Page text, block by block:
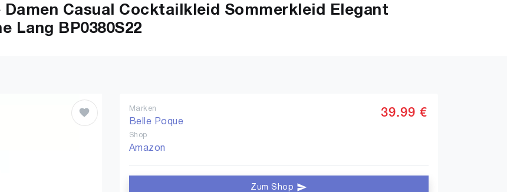
Casual Cocktailkleid Sommerkleid Elegant
Lang BP0380S22
Marken
Belle Poque
Shop
Amazon
39.99 €
Zum Shop